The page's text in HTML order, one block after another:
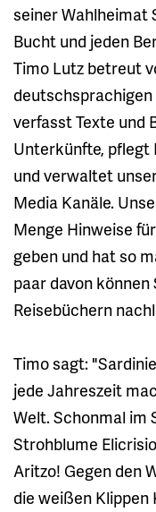
seiner Wahlheimat
Bucht und jeden
Timo Lutz betreut
deutschsprachigen
verfasst Texte und
Unterkünfte, pflegt
und verwaltet
Media Kanäle.
Menge Hinweise
geben und hat so
paar davon
Reisebüchern
Timo sagt:
jede Jahreszeit
Welt. Schonmal im
Strohblume
Aritzo! Gegen den
die weißen Klippen